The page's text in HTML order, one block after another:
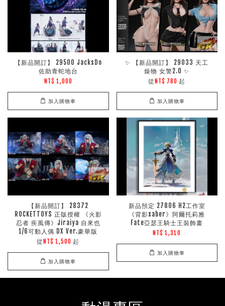
【新品開訂】 29500 JacksDo
佐助青蛇地台
NT$ 1,000
加入購物車
✨ 【新品開訂】 29033 天工
燥物 女警2.0 ✨
從 NT$ 780 起
加入購物車
【新品開訂】 28372
ROCKETTOYS 正版授權 《火影
忍者 疾風傳》Jiraiya 自來也
1/6可動人偶 DX Ver.豪華版
從 NT$ 1,500 起
加入購物車
新品預定 27806 H2工作室
《背影saber》阿爾托莉雅
Fate亞瑟王騎士王裝飾畫
NT$ 1,310
加入購物車